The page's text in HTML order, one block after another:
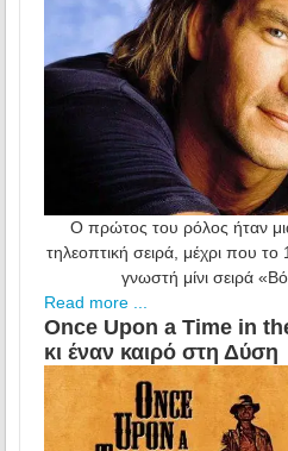
Ο πρώτος του ρόλος ήταν
τηλεοπτική σειρά, μέχρι που
γνωστή μίνι σειρά
Read more ...
Once Upon a Time in
κι έναν καιρό στη Δύση